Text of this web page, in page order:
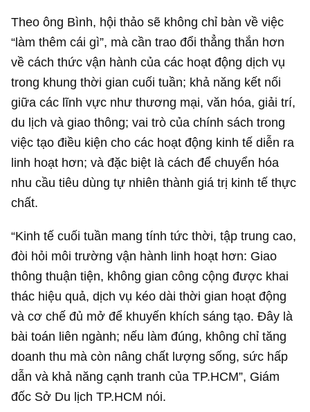
Theo ông Bình, hội thảo sẽ không chỉ bàn về việc
“làm thêm cái gì”, mà cần trao đổi thẳng thắn hơn
về cách thức vận hành của các hoạt động dịch vụ
trong khung thời gian cuối tuần; khả năng kết nối
giữa các lĩnh vực như thương mại, văn hóa, giải trí,
du lịch và giao thông; vai trò của chính sách trong
việc tạo điều kiện cho các hoạt động kinh tế diễn ra
linh hoạt hơn; và đặc biệt là cách để chuyển hóa
nhu cầu tiêu dùng tự nhiên thành giá trị kinh tế thực
chất.
“Kinh tế cuối tuần mang tính tức thời, tập trung cao,
đòi hỏi môi trường vận hành linh hoạt hơn: Giao
thông thuận tiện, không gian công cộng được khai
thác hiệu quả, dịch vụ kéo dài thời gian hoạt động
và cơ chế đủ mở để khuyến khích sáng tạo. Đây là
bài toán liên ngành; nếu làm đúng, không chỉ tăng
doanh thu mà còn nâng chất lượng sống, sức hấp
dẫn và khả năng cạnh tranh của TP.HCM”, Giám
đốc Sở Du lịch TP.HCM nói.